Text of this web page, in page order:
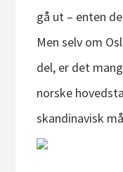
gå ut – enten
Men selv om
del, er det
norske
skandinavisk